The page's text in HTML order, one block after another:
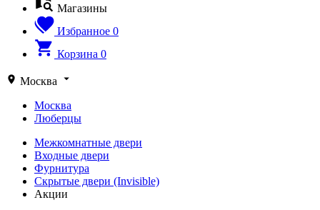
Магазины
Избранное 0
Корзина 0
Москва
Москва
Люберцы
Межкомнатные двери
Входные двери
Фурнитура
Скрытые двери (Invisible)
Акции